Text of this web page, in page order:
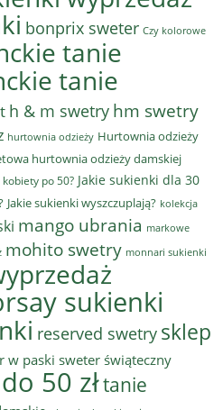
bonprix sweter Czy kolorowe
tanie
tanie
h & m swetry hm swetry
hurtownia odzieży Hurtownia odzieży
hurtownia odzieży damskiej
po 50? Jakie sukienki dla 30
Jakie sukienki wyszczuplają? kolekcja
mango ubrania markowe
mohito swetry monnari sukienki
sukienki
reserved swetry sklep
w paski sweter świąteczny
50 złtanie